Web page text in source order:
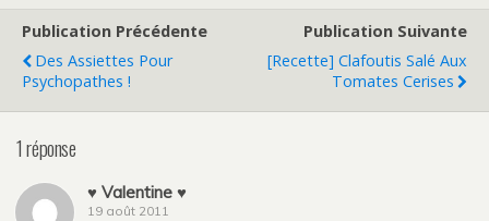
Publication Précédente
Des Assiettes Pour
Psychopathes !
Publication Suivante
[Recette] Clafoutis Salé Aux
Tomates Cerises
1 réponse
♥ Valentine ♥
19 août 2011